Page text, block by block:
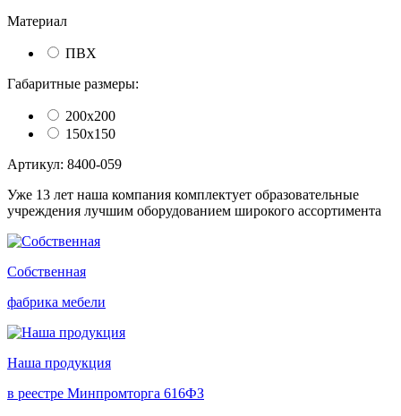
Материал
ПВХ
Габаритные размеры:
200х200
150х150
Артикул: 8400-059
Уже 13 лет наша компания комплектует образовательные
учреждения лучшим оборудованием широкого ассортимента
Собственная
фабрика мебели
Наша продукция
в реестре Минпромторга 616ФЗ